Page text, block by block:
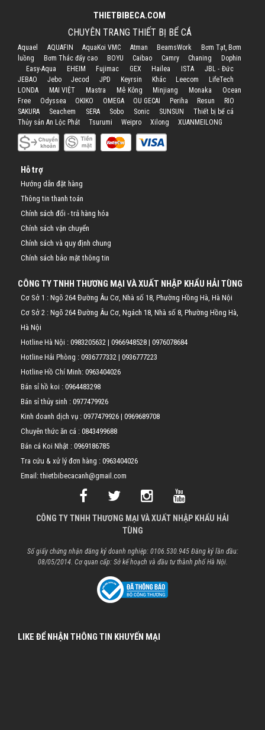
THIETBIBECA.COM
CHUYÊN TRANG THIẾT BỊ BỂ CÁ
Aquael AQUAFIN AquaKoi VMC Atman BeamsWork
Bơm Tạt, Bơm
luồng
Bơm Thác đẩy cao BOYU Caibao Camry Chaning
Dophin
Easy-Aqua
EHEIM Fujimac GEX Hailea ISTA
JBL - Đức
JEBAO
Jebo Jecod JPD Keyrsin Khác Leecom
LifeTech
LONDA
MAI VIỆT Mastra Mê Kông Minjiang Monaka
Ocean
Free
Odyssea OKIKO OMEGA OU GECAI Periha Resun
RIO
SAKURA
Seachem SERA Sobo Sonic SUNSUN
Thiết bị bể cá
Thủy sản An Lộc Phát
Tsurumi Weipro Xilong XUANMEILONG
Hỗ trợ
Hướng dẫn đặt hàng
Thông tin thanh toán
Chính sách đổi - trả hàng hóa
Chính sách vận chuyển
Chính sách và quy định chung
Chính sách bảo mật thông tin
CÔNG TY TNHH THƯƠNG MẠI VÀ XUẤT NHẬP KHẨU HẢI TÙNG
Cơ Sở 1 : Ngõ 264 Đường Âu Cơ, Nhà số 18, Phường Hồng Hà, Hà Nội
Cơ Sở 2 : Ngõ 264 Đường Âu Cơ, Ngách 18, Nhà số 8, Phường Hồng Hà,
Hà Nội
Hotline Hà Nội : 0983205632 | 0966948528 | 0976078684
Hotline Hải Phòng : 0936777332 | 0936777223
Hotline Hồ Chí Minh: 0963404026
Bán sỉ hồ koi : 0964483298
Bán sỉ thủy sinh : 0977479926
Kinh doanh dịch vụ : 0977479926 | 0969689708
Chuyên thức ăn cá : 0843499688
Bán cá Koi Nhật : 0969186785
Tra cứu & xử lý đơn hàng : 0963404026
Email: thietbibecacanh@gmail.com
CÔNG TY TNHH THƯƠNG MẠI VÀ XUẤT NHẬP KHẨU HẢI
TÙNG
Số giấy chứng nhận đăng ký doanh nghiệp: 0106.530.945 Đăng ký lần đầu:
08/05/2014. Cơ quan cấp: Sở kế hoạch và đầu tư thành phố Hà Nội.
LIKE ĐỂ NHẬN THÔNG TIN KHUYẾN MẠI